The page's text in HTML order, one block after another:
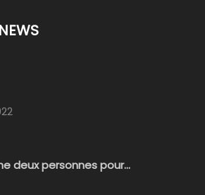
deux personnes pour...